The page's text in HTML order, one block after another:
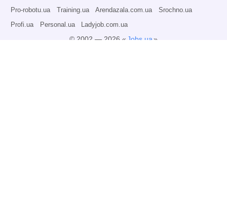
Pro-robotu.ua Training.ua Arendazala.com.ua Srochno.ua
Profi.ua Personal.ua Ladyjob.com.ua
© 2002 — 2026 « Jobs.ua»